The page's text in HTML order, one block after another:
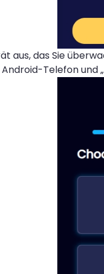
aus, das Sie
Telefon und